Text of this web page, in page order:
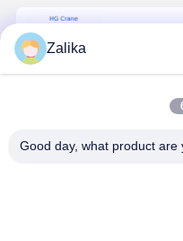
buggy
Zalika
Good day, what product are